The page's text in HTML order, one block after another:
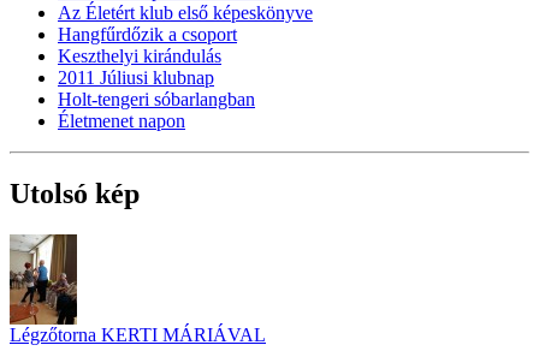
Az Életért klub első képeskönyve
Hangfűrdőzik a csoport
Keszthelyi kirándulás
2011 Júliusi klubnap
Holt-tengeri sóbarlangban
Életmenet napon
Utolsó kép
Légzőtorna KERTI MÁRIÁVAL